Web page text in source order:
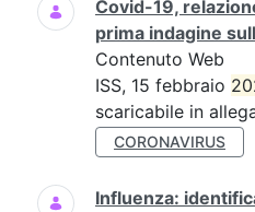
Covid-19,
prima indagine
Contenuto Web
ISS, 15 febbraio
scaricabile in
CORONAVIRUS
Influenza: